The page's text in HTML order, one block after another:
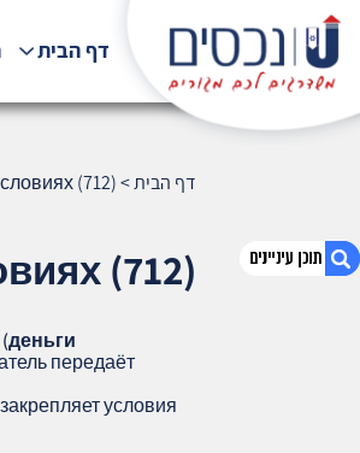
1. Задаток : сколько, когда и на каких
דף הבית
דף הבית>
(712)
(712)
передаёт
условия